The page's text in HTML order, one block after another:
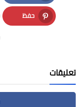
Facebook
حفظ
Pinterest
تعليقات